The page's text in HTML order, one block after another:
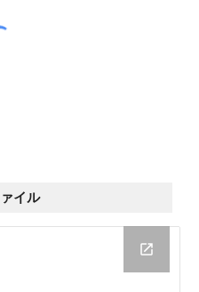
イル